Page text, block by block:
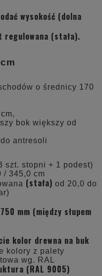
wysokość (dolna
regulowana (stała).
o średnicy 170
bok większy od
antresoli
szt. stopni + 1 podest)
/ 345,0 cm
(stała) od 20,0 do
mm (między słupem
kolor drewna na buk
kolory z palety
wg. RAL
(RAL 9005)